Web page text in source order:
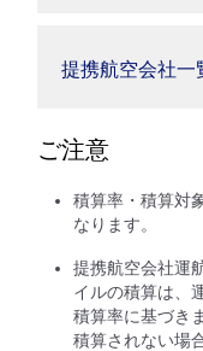
提携航空会社一
ご注意
積算率・積算対
なります。
提携航空会社運
イルの積算は、
積算率に基づき
積算されない場